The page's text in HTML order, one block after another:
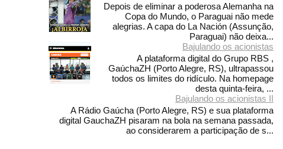
Depois de eliminar a poderosa Alemanha na
Copa do Mundo, o Paraguai não mede
alegrias. A capa do La Nación (Assunção,
Paraguai) não deixa...
Bajulando os acionistas
A plataforma digital do Grupo RBS ,
GaúchaZH (Porto Alegre, RS), ultrapassou
todos os limites do ridículo. Na homepage
desta quinta-feira, ...
Bajulando os acionistas II
A Rádio Gaúcha (Porto Alegre, RS) e sua plataforma
digital GauchaZH pisaram na bola na semana passada,
ao considerarem a participação de s...